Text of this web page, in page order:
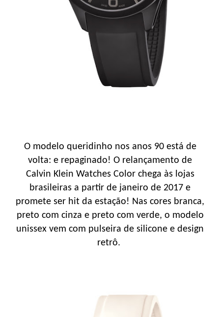
O modelo queridinho nos anos 90 está de
volta: e repaginado! O relançamento de
Calvin Klein Watches Color chega às lojas
brasileiras a partir de janeiro de 2017 e
promete ser hit da estação! Nas cores branca,
preto com cinza e preto com verde, o modelo
unissex vem com pulseira de silicone e design
retrô.